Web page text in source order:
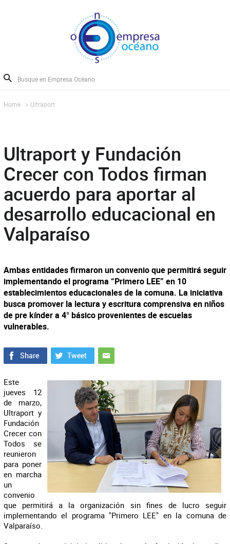
Home Ultraport
Ultraport y Fundación
Crecer con Todos firman
acuerdo para aportar al
desarrollo educacional en
Valparaíso
Ambas entidades firmaron un convenio que permitirá seguir
implementando el programa “Primero LEE” en 10
establecimientos educacionales de la comuna. La iniciativa
busca promover la lectura y escritura comprensiva en niños
de pre kínder a 4° básico provenientes de escuelas
vulnerables.
Este
jueves 12
de marzo,
Ultraport y
Fundación
Crecer con
Todos se
reunieron
para poner
en marcha
un
convenio
que permitirá a la organización sin fines de lucro seguir
implementando el programa "Primero LEE" en la comuna de
Valparaíso.